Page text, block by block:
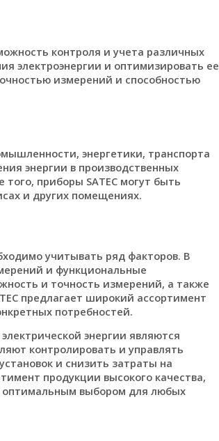
контроля и учета различных
электроэнергии и оптимизировать ее
измерений и способностью
энергетики, транспорта
энергии в производственных
приборы SATEC могут быть
и других помещениях.
учитывать ряд факторов. В
и функциональные
и точность измерений, а также
предлагает широкий ассортимент
потребностей.
энергии являются
контролировать и управлять
и снизить затраты на
продукции высокого качества,
выбором для любых